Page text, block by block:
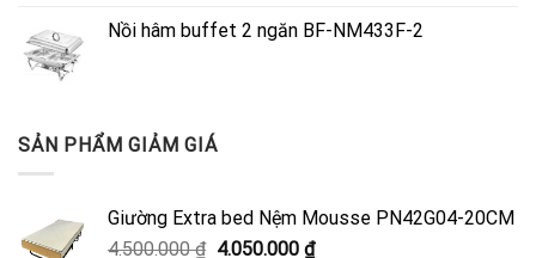
Nồi hâm buffet 2 ngăn BF-NM433F-2
SẢN PHẨM GIẢM GIÁ
Giường Extra bed Nệm Mousse PN42G04-20CM
4.500.000₫ Giá
4.050.000 ₫Giá